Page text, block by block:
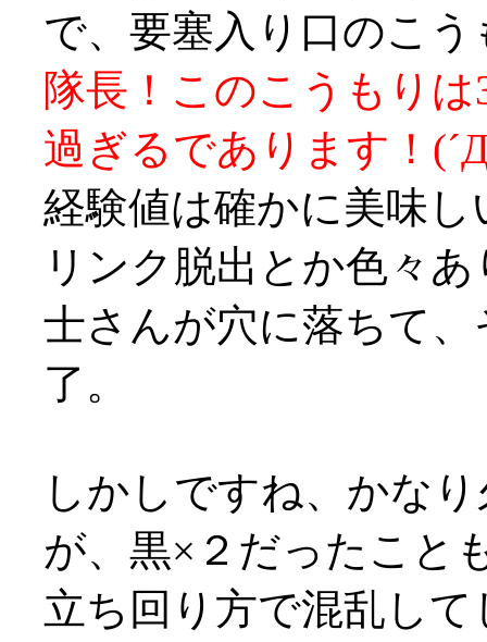
で、要塞入り口のこ
隊長！このこうもり
過ぎるであります！
経験値は確かに美味
リンク脱出とか色々
士さんが穴に落ちて
了。
しかしですね、かな
が、黒×２だったこと
立ち回り方で混乱し